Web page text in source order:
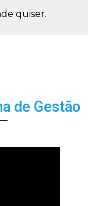
quiser.
de Gestão